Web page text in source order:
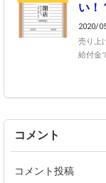
い！
2020/
売り上
給付金
コメント
コメント投稿